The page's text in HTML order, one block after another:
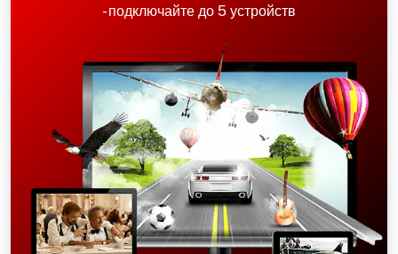
- подключайте до 5 устройств